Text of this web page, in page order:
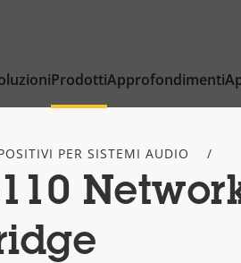
ProdottiApprofondimenti
PER SISTEMI AUDIO